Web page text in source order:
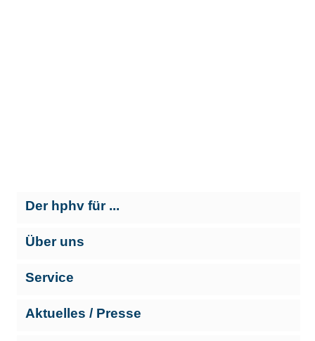
Der hphv für ...
Über uns
Service
Aktuelles / Presse